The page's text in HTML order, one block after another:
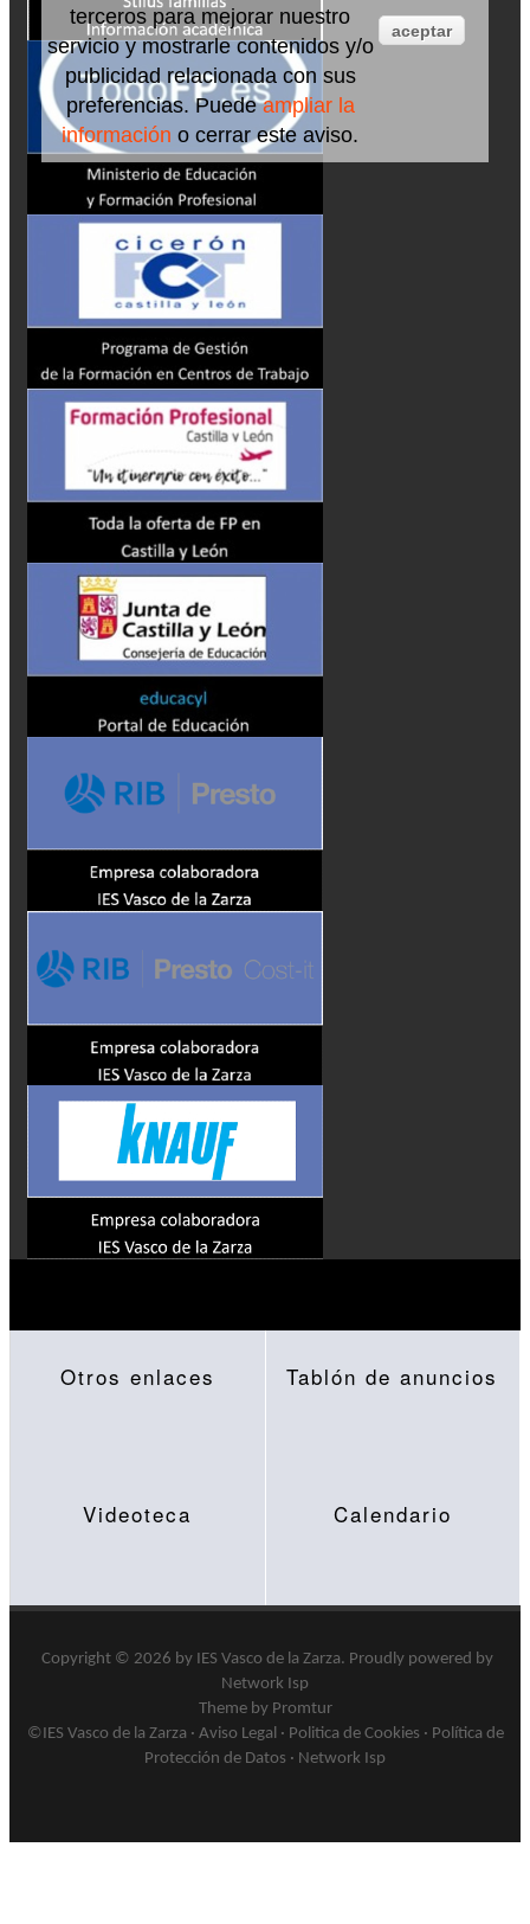
Otros enlaces Tablón de anuncios
Videoteca Calendario
Copyright © 2026 by IES Vasco de la Zarza. Proudly powered by
Network Isp
Theme by Promtur
©IES Vasco de la Zarza · Aviso Legal · Politica de Cookies · Política de
Protección de Datos · Network Isp
terceros para mejorar nuestro
servicio y mostrarle contenidos y/o
publicidad relacionada con sus
preferencias. Puedeampliar la
información o cerrar este aviso.
aceptar